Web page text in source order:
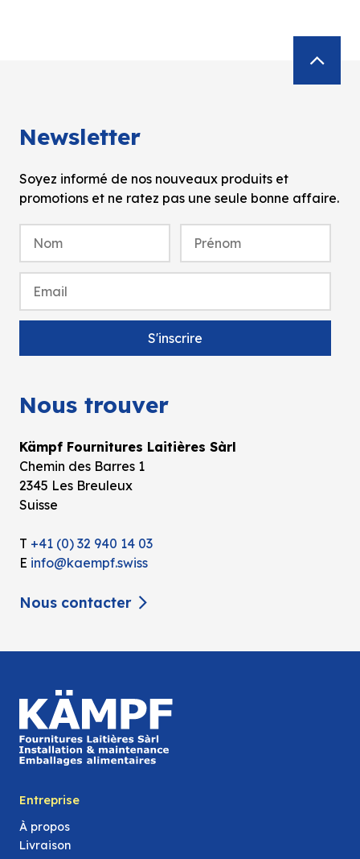
Newsletter
Soyez informé de nos nouveaux produits et
promotions et ne ratez pas une seule bonne affaire.
Nous trouver
Kämpf Fournitures Laitières Sàrl
Chemin des Barres 1
2345 Les Breuleux
Suisse
T +41 (0) 32 940 14 03
E info@kaempf.swiss
Nous contacter
Entreprise
À propos
Livraison